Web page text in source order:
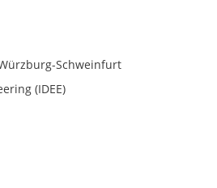
Schweinfurt
(IDEE)